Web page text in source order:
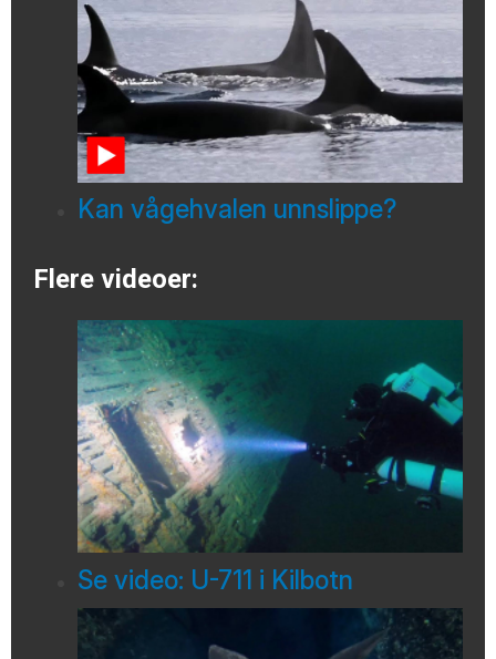
Kan vågehvalen unnslippe?
Flere videoer:
Se video: U-711 i Kilbotn